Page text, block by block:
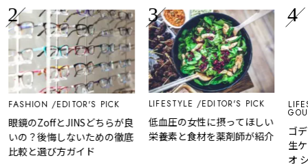
FASHION EDITOR'S PICK
眼鏡のZoffとJINSどちらが良
いの？後悔しないための徹底
比較と選び方ガイド
LIFESTYLE EDITOR'S PICK
低血圧の女性に摂ってほしい
栄養素と食材を薬剤師が紹介
ゴ
生
オ